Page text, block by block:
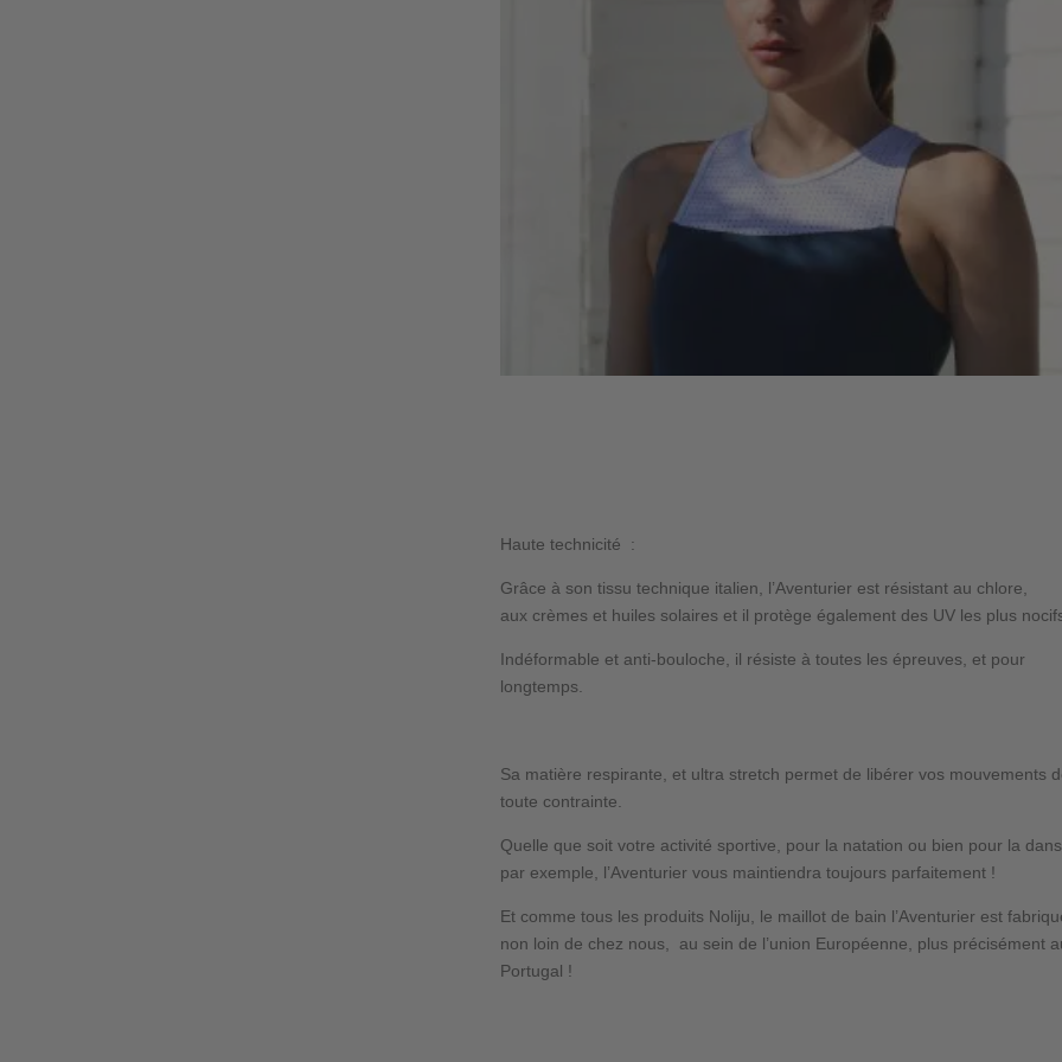
Haute technicité :
Grâce à son tissu technique italien, l’Aventurier est résistant au chlore
aux crèmes et huiles solaires et il protège également des UV les plus
Indéformable et anti-bouloche , il résiste à toutes les épreuves, et pour
longtemps.
Sa matière respirante, et ultra stretch permet de libérer vos mouvements
toute contrainte.
Quelle que soit votre activité sportive, pour la natation ou bien pour la
par exemple, l’Aventurier vous maintiendra toujours parfaitement !
Et comme tous les produits Noliju, le maillot de bain l’Aventurier est
non loin de chez nous, au sein de l’union Européenne, plus précisément
Portugal !